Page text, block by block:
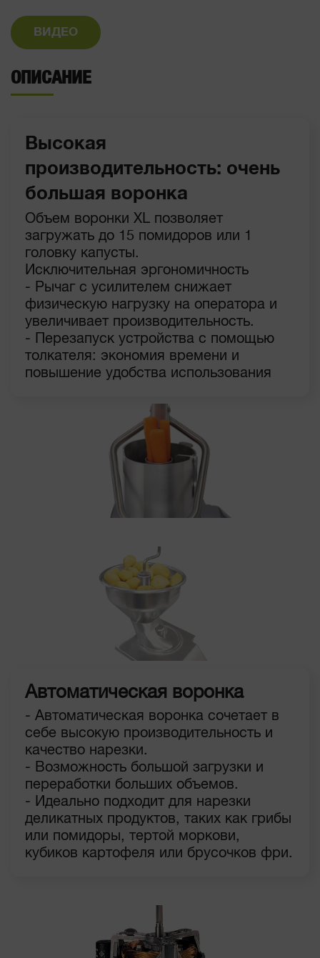
ВИДЕО
ОПИСАНИЕ
Высокая
производительность: очень
большая воронка
Объем воронки XL позволяет
загружать до 15 помидоров или 1
головку капусты.
Исключительная эргономичность
- Рычаг с усилителем снижает
физическую нагрузку на оператора и
увеличивает производительность.
- Перезапуск устройства с помощью
толкателя: экономия времени и
повышение удобства использования
Автоматическая воронка
- Автоматическая воронка сочетает в
себе высокую производительность и
качество нарезки.
- Возможность большой загрузки и
переработки больших объемов.
- Идеально подходит для нарезки
деликатных продуктов, таких как грибы
или помидоры, тертой моркови,
кубиков картофеля или брусочков фри.